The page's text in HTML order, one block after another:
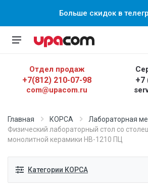
Больше скидок в
Отдел продаж
+7(812) 210-07-98
com@upacom.ru
+7
Главная КОРСА
Лабораторная
Физический лабораторный стол со
монолитной керамики НВ-1210 ПЦ
Категории КОРСА